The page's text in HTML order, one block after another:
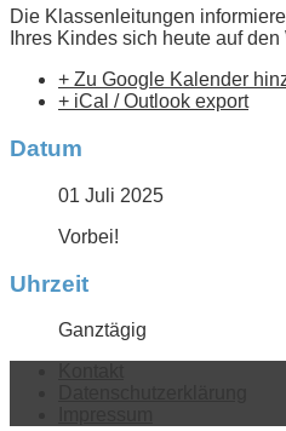
Die Klassenleitungen
Ihres Kindes sich heute auf
+ Zu Google Kalender
+ iCal / Outlook export
Datum
01 Juli 2025
Vorbei!
Uhrzeit
Ganztägig